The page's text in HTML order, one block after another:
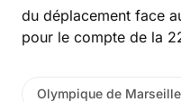
du déplacement face
pour le compte de la
Olympique de Marseille